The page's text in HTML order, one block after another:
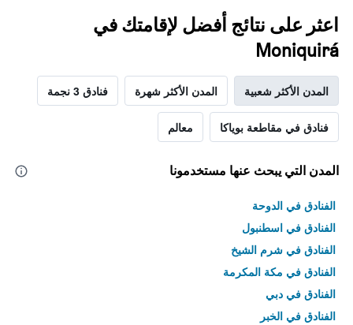
اعثر على نتائج أفضل لإقامتك في
Moniquirá
المدن الأكثر شعبية المدن الأكثر شهرة فنادق 3 نجمة
فنادق في مقاطعة بوياكا معالم
المدن التي يبحث عنها مستخدمونا
الفنادق في الدوحة
الفنادق في اسطنبول
الفنادق في شرم الشيخ
الفنادق في مكة المكرمة
الفنادق في دبي
الفنادق في الخبر